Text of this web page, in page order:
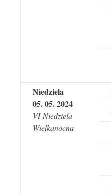
Niedziela
05.05. 2024
VINiedziela
Wielkanocna